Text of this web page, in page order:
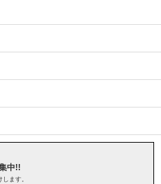
中!!
ます。